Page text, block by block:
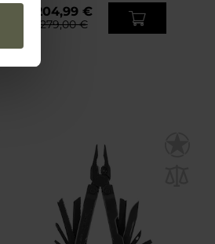
204,99 €
279,00 €